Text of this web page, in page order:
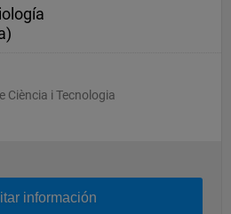
Ciència i Tecnologia
información